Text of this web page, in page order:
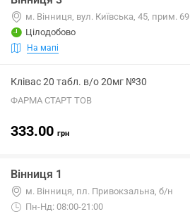
м. Вінниця, вул. Київська, 45, прим. 69
Цілодобово
На мапі
Клівас 20 табл. в/о 20мг №30
ФАРМА СТАРТ ТОВ
333.00 грн
Вінниця 1
м. Вінниця, пл. Привокзальна, б/н
Пн-Нд: 08:00-21:00